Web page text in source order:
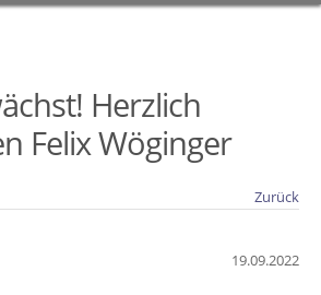
Herzlich
Felix Wöginger
Zurück
19.09.2022